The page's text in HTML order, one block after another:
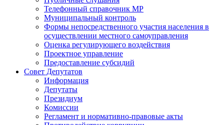
Телефонный справочник МР
Муниципальный контроль
Формы непосредственного участия населения в
осуществлении местного самоуправления
Оценка регулирующего воздействия
Проектное управление
Предоставление субсидий
Совет Депутатов
Информация
Депутаты
Президиум
Комиссии
Регламент и нормативно-правовые акты